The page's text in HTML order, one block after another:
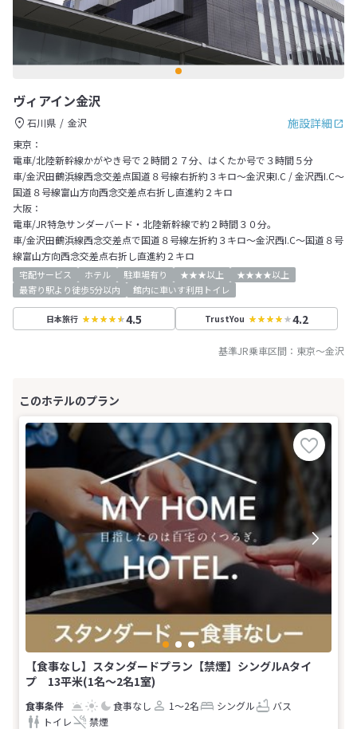
ヴィアイン金沢
施設詳細
石川県
金沢
東京：
電車/北陸新幹線かがやき号で２時間２７分、はくたか号で３時間５分
車/金沢田鶴浜線西念交差点国道８号線右折約３キロ～金沢東I.C / 金沢西I.C～
国道８号線富山方向西念交差点右折し直進約２キロ
大阪：
電車/JR特急サンダーバード・北陸新幹線で約２時間３０分。
車/金沢田鶴浜線西念交差点で国道８号線左折約３キロ～金沢西I.C～国道８号
線富山方向西念交差点右折し直進約２キロ
宅配サービス ホテル 駐車場有り ★★★以上
★★★★以上
最寄り駅より徒歩5分以内
館内に車いす利用トイレ
日本旅行 4.5 TrustYou 4.2
基準JR乗車区間： 東京～金沢
【食事なし】スタンダードプラン【禁煙】シングルAタイ
プ 13平米(1名～2名1室)
食事なし 1～2名 シングル
バス
トイレ
禁煙